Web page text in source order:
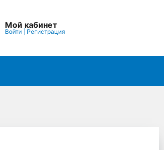
Мой кабинет
Войти| Регистрация